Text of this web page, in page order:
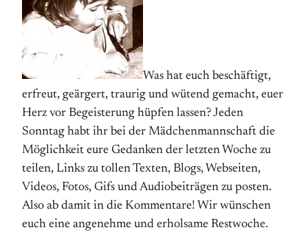
Was hat euch beschäftigt,
erfreut, geärgert, traurig und wütend gemacht, euer
Herz vor Begeisterung hüpfen lassen? Jeden
Sonntag habt ihr bei der Mädchenmannschaft die
Möglichkeit eure Gedanken der letzten Woche zu
teilen, Links zu tollen Texten, Blogs, Webseiten,
Videos, Fotos, Gifs und Audiobeiträgen zu posten.
Also ab damit in die Kommentare! Wir wünschen
euch eine angenehme und erholsame Restwoche.